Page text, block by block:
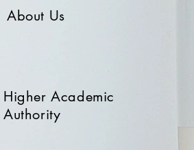
About Us
Higher Academic
Authority